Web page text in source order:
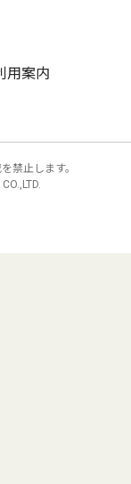
用案内
禁止します。